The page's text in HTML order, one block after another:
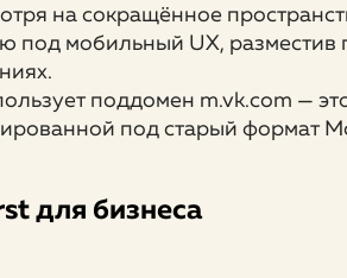
на сокращённое
под мобильный UX, разместив
поддомен m.vk.com —
под старый формат
для бизнеса